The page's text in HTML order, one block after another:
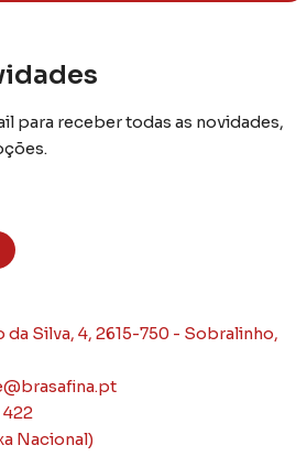
para receber todas as novidades,
da Silva, 4, 2615-750 - Sobralinho,
422
Nacional)